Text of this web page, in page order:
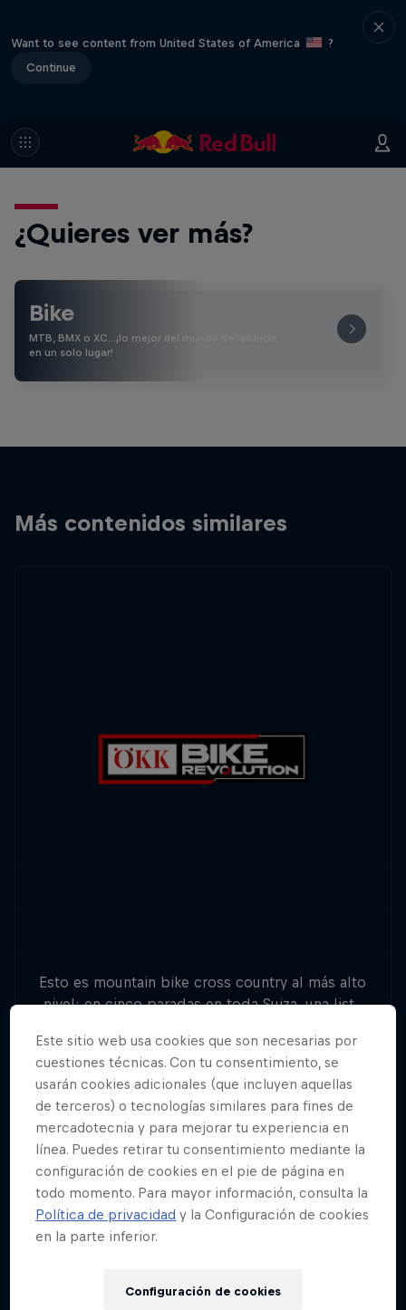
Want to see content from United States of America
?
Continue
¿Quieres ver más?
Bike
MTB, BMX o XC…¡lo mejor del mundo de las bicis
en un solo lugar!
Más contenidos similares
Esto es mountain bike cross country al más alto
nivel: en cinco paradas en toda Suiza, una lista
victoria del título general.
Este sitio web usa cookies que son necesarias por
cuestiones técnicas. Con tu consentimiento, se
usarán cookies adicionales (que incluyen aquellas
de terceros) o tecnologías similares para fines de
mercadotecnia y para mejorar tu experiencia en
línea. Puedes retirar tu consentimiento mediante la
configuración de cookies en el pie de página en
todo momento. Para mayor información, consulta la
Política de privacidad y la Configuración de cookies
en la parte inferior.
Configuración de cookies